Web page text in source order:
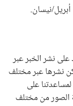
نشر الخبر عبر
نشرها عبر مختلف
على
الصور من مختلف